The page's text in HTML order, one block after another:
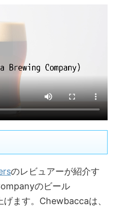
のレビュアーが紹介す
のビール
ます。Chewbaccaは、